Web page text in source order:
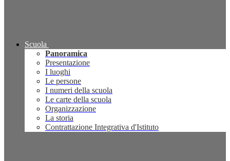
Scuola
Panoramica
Presentazione
I luoghi
Le persone
I numeri della scuola
Le carte della scuola
Organizzazione
La storia
Contrattazione Integrativa d'Istituto